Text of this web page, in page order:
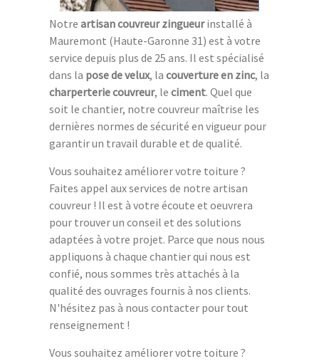
Notre artisan couvreur zingueurinstallé à
Mauremont (Haute-Garonne 31) est à votre
service depuis plus de 25 ans. Il est spécialisé
dans la pose de velux, la couverture en zinc, la
charperterie couvreur, le ciment. Quel que
soit le chantier, notre couvreur maîtrise les
dernières normes de sécurité en vigueur pour
garantir un travail durable et de qualité.
Vous souhaitez améliorer votre toiture ?
Faites appel aux services de notre artisan
couvreur ! Il est à votre écoute et oeuvrera
pour trouver un conseil et des solutions
adaptées à votre projet. Parce que nous nous
appliquons à chaque chantier qui nous est
confié, nous sommes très attachés à la
qualité des ouvrages fournis à nos clients.
N'hésitez pas à nous contacter pour tout
renseignement !
Vous souhaitez améliorer votre toiture ?